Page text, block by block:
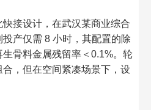
接设计，在武汉某商业综合
产仅需 8 小时，其配置的除
骨料金属残留率＜0.1%。轮
，但在空间紧凑场景下，设